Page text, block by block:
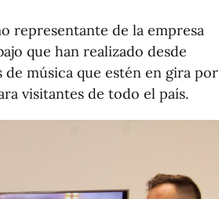
representante de la empresa
que han realizado desde
música que estén en gira por
visitantes de todo el país.